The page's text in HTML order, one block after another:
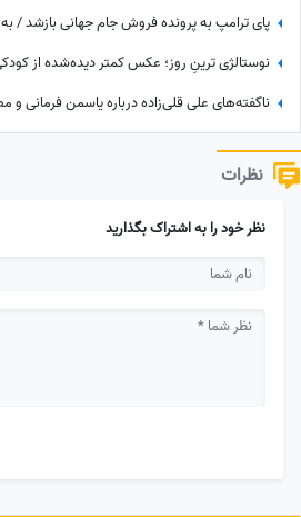
نظرات
نظر خود را به اشتراک بگذارید